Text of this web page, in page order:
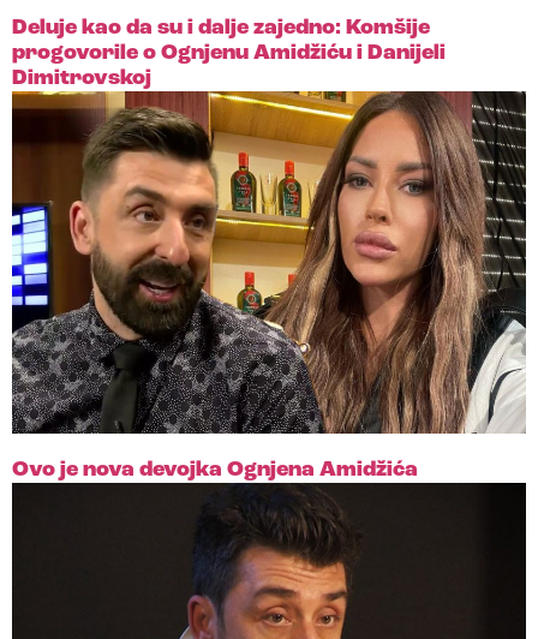
Deluje kao da su i dalje zajedno: Komšije
progovorile o Ognjenu Amidžiću i Danijeli
Dimitrovskoj
Ovo je nova devojka Ognjena Amidžića